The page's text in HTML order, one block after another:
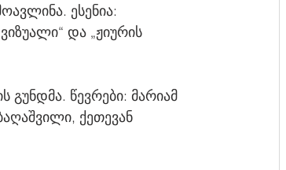
ესენია:
და „ჟიურის
გუნდმა. წევრები: მარიამ
ქეთევან